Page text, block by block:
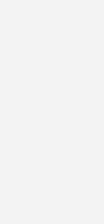
nun aber ein
zurückzugeben.
das Kabinett